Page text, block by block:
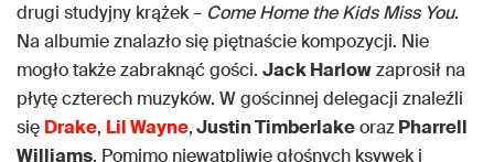
drugi studyjny krążek – Come Home the Kids Miss You.
Na albumie znalazło się piętnaście kompozycji. Nie
mogło także zabraknąć gości. Jack Harlowzaprosił na
płytę czterech muzyków. W gościnnej delegacji znaleźli
się Drake, Lil Wayne,Justin TimberlakeorazPharrell
Williams. Pomimo niewątpliwie głośnych ksywek i